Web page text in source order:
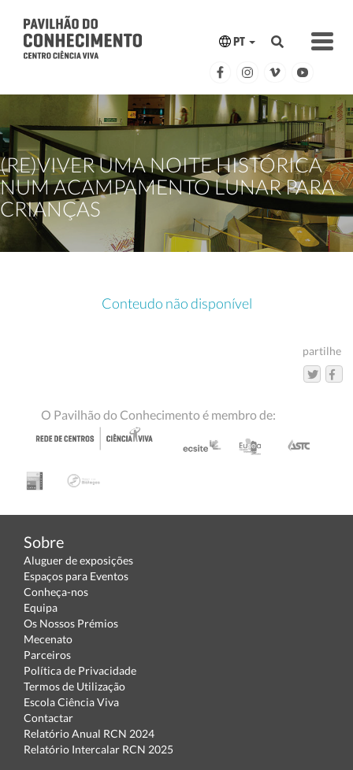
PT
(RE)VIVER UMA NOITE HISTÓRICA
NUM ACAMPAMENTO LUNAR PARA
CRIANÇAS
Conteudo não disponível
partilhe
O Pavilhão do Conhecimento é membro de:
Sobre
Aluguer de exposições
Espaços para Eventos
Conheça-nos
Equipa
Os Nossos Prémios
Mecenato
Parceiros
Política de Privacidade
Termos de Utilização
Escola Ciência Viva
Contactar
Relatório Anual RCN 2024
Relatório Intercalar RCN 2025